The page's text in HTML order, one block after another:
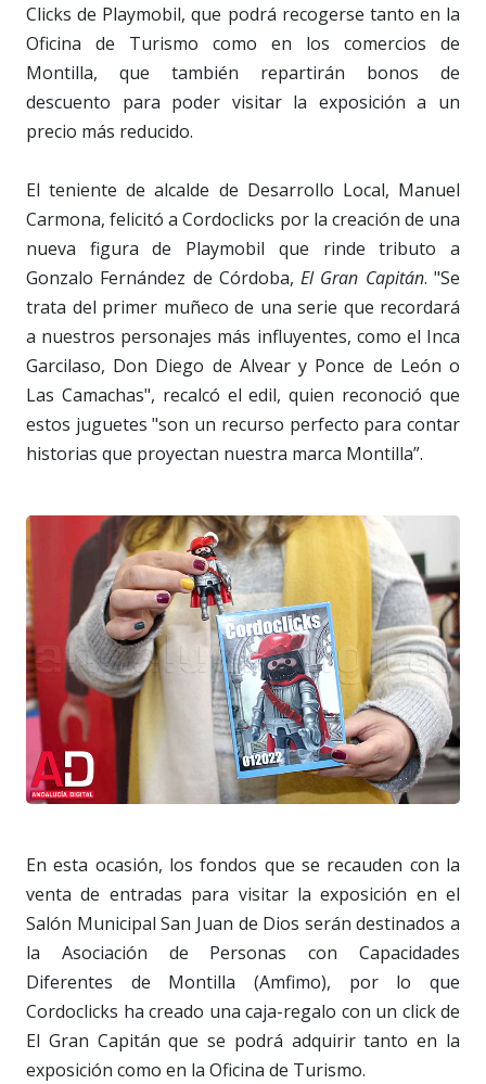
Clicks de Playmobil, que podrá recogerse tanto en la
Oficina de Turismo como en los comercios de
Montilla, que también repartirán bonos de
descuento para poder visitar la exposición a un
precio más reducido.
El teniente de alcalde de Desarrollo Local, Manuel
Carmona, felicitó a Cordoclicks por la creación de una
nueva figura de Playmobil que rinde tributo a
Gonzalo Fernández de Córdoba,El Gran Capitán. "Se
trata del primer muñeco de una serie que recordará
a nuestros personajes más influyentes, como el Inca
Garcilaso, Don Diego de Alvear y Ponce de León o
Las Camachas", recalcó el edil, quien reconoció que
estos juguetes "son un recurso perfecto para contar
historias que proyectan nuestra marca Montilla”.
En esta ocasión, los fondos que se recauden con la
venta de entradas para visitar la exposición en el
Salón Municipal San Juan de Dios serán destinados a
la Asociación de Personas con Capacidades
Diferentes de Montilla (Amfimo), por lo que
Cordoclicks ha creado una caja-regalo con un click de
El Gran Capitán que se podrá adquirir tanto en la
exposición como en la Oficina de Turismo.